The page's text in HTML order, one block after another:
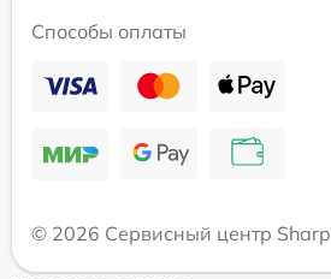
Способы оплаты
© 2026 Сервисный центр Sharp